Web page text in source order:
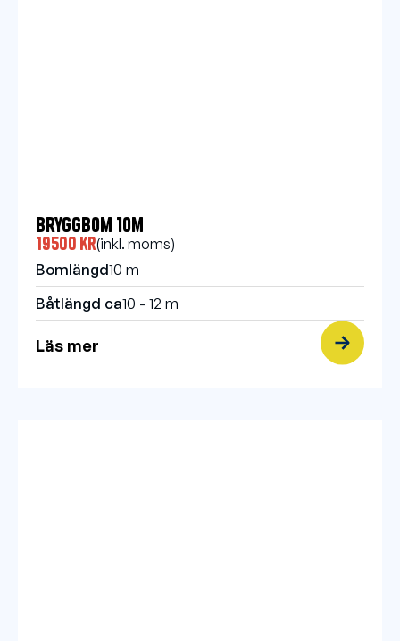
Bryggbom 10m
19500 kr(inkl. moms)
Bomlängd10 m
Båtlängd ca10 - 12 m
Läs mer